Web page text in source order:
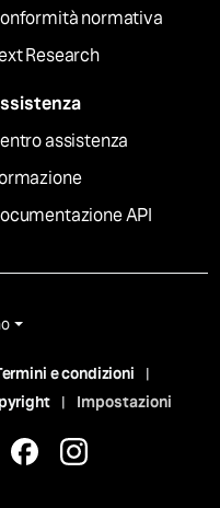
normativa
Research
assistenza
API
e condizioni
Impostazioni